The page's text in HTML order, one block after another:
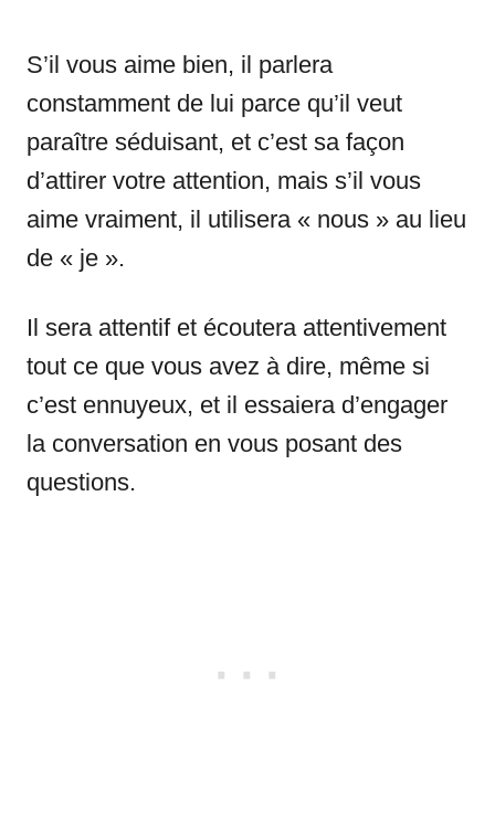
S’il vous aime bien, il parlera
constamment de lui parce qu’il veut
paraître séduisant, et c’est sa façon
d’attirer votre attention, mais s’il vous
aime vraiment, il utilisera « nous » au lieu
de « je ».
Il sera attentif et écoutera attentivement
tout ce que vous avez à dire, même si
c’est ennuyeux, et il essaiera d’engager
la conversation en vous posant des
questions.